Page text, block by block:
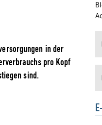
in der
pro Kopf
sind.